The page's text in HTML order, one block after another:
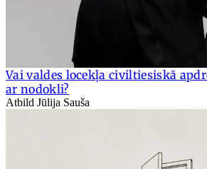
Vai valdes locekļa civiltiesiskā
ar nodokli?
Atbild Jūlija Sauša